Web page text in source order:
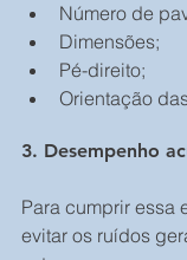
Número de
Dimensões;
Pé-direito;
Orientação
3. Desempenho
Para cumprir essa
evitar os ruídos